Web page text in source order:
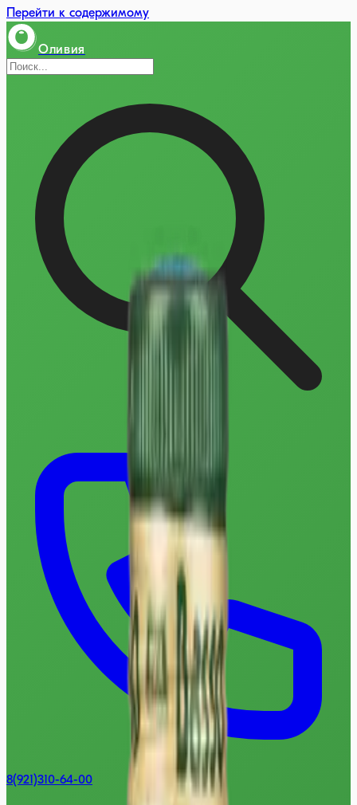
Перейти к содержимому
Оливия
8(921)310-64-00